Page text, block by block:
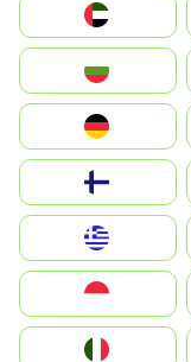
الإمارات العربية المتحدة
Australia
България
Switzerland
Deutschland
Denmark
United Kingdom
Hrvatska
Magyarország
Indonesia